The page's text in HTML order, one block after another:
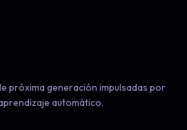
próxima generación impulsadas por
automático.